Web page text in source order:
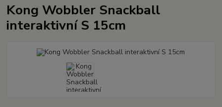
Kong Wobbler Snackball
interaktivní S 15cm